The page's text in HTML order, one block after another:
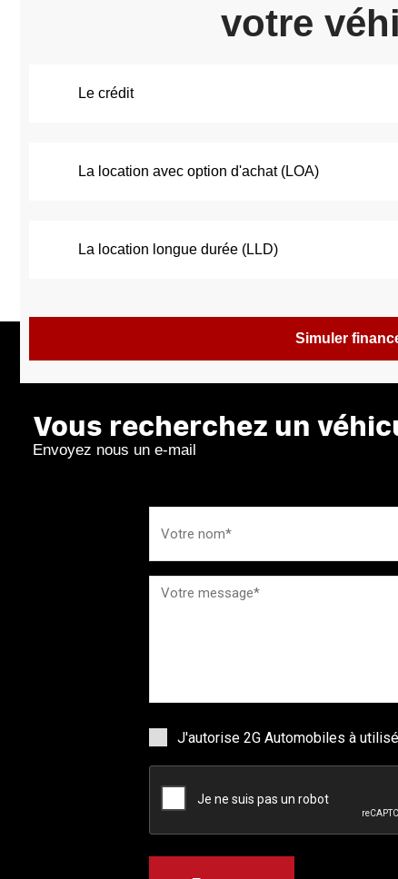
votre
Le crédit
La location avec option d'achat (LOA)
La location longue durée (LLD)
Simuler
Vous recherchez un
Envoyez nous un e-mail
J'autorise 2G Automobiles à